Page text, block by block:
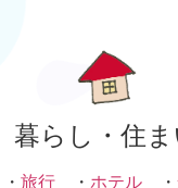
暮らし・住
旅行 ・ ホテル ・